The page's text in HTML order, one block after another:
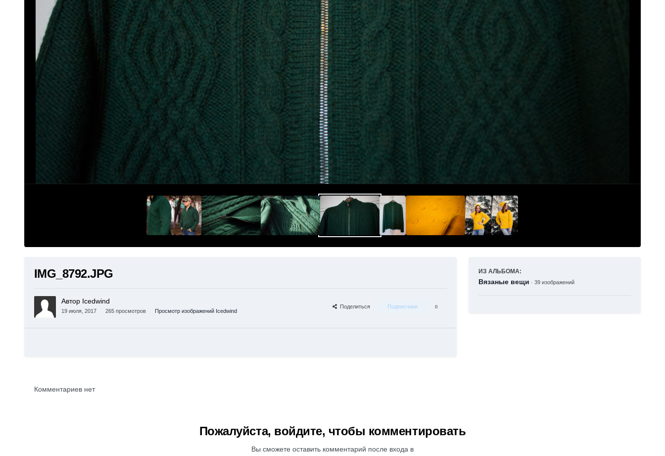
IMG_8792.JPG
Автор Icedwind
19 июля, 2017 265 просмотров Просмотр изображений Icedwind
Поделиться Подписчики 0
ИЗ АЛЬБОМА:
Вязаные вещи · 39 изображений
Комментариев нет
Пожалуйста, войдите, чтобы комментировать
Вы сможете оставить комментарий после входа в